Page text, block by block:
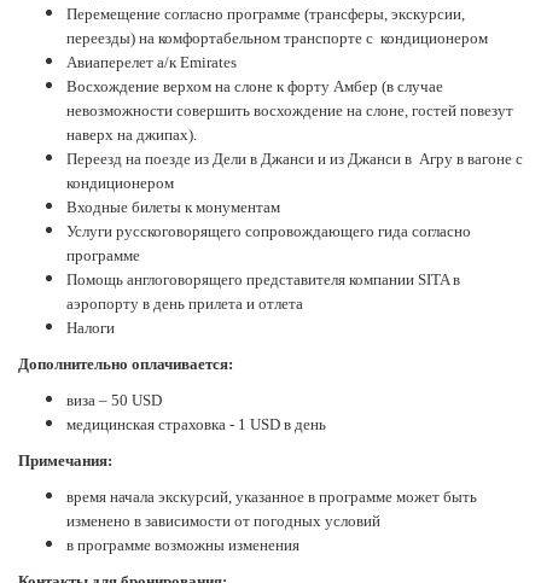
Перемещение согласно программе (трансферы, экскурсии,
переезды) на комфортабельном транспорте с кондиционером
Авиаперелет а/к Emirates
Восхождение верхом на слоне к форту Амбер (в случае
невозможности совершить восхождение на слоне, гостей повезут
наверх на джипах).
Переезд на поезде из Дели в Джанси и из Джанси в Агру в вагоне с
кондиционером
Входные билеты к монументам
Услуги русскоговорящего сопровождающего гида согласно
программе
Помощь англоговорящего представителя компании SITA в
аэропорту в день прилета и отлета
Налоги
Дополнительно оплачивается:
виза – 50 USD
медицинская страховка - 1 USD в день
Примечания:
время начала экскурсий, указанное в программе может быть
изменено в зависимости от погодных условий
в программе возможны изменения